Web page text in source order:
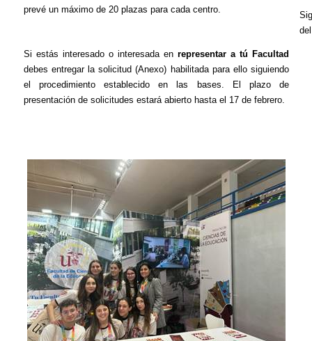
prevé un máximo de 20 plazas para cada centro.
Si estás interesado o interesada en representar a tú Facultad
debes entregar la solicitud (Anexo) habilitada para ello siguiendo
el procedimiento establecido en las bases. El plazo de
presentación de solicitudes estará abierto hasta el 17 de febrero.